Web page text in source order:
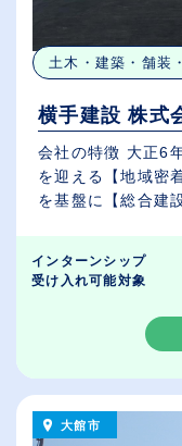
土木・建築・舗装
横手建設 株式
会社の特徴 大正6年の創業から令和8年8月で109周年
を迎える【地域密
を基盤に【総合建
インターンシップ
受け入れ可能対象
大館市